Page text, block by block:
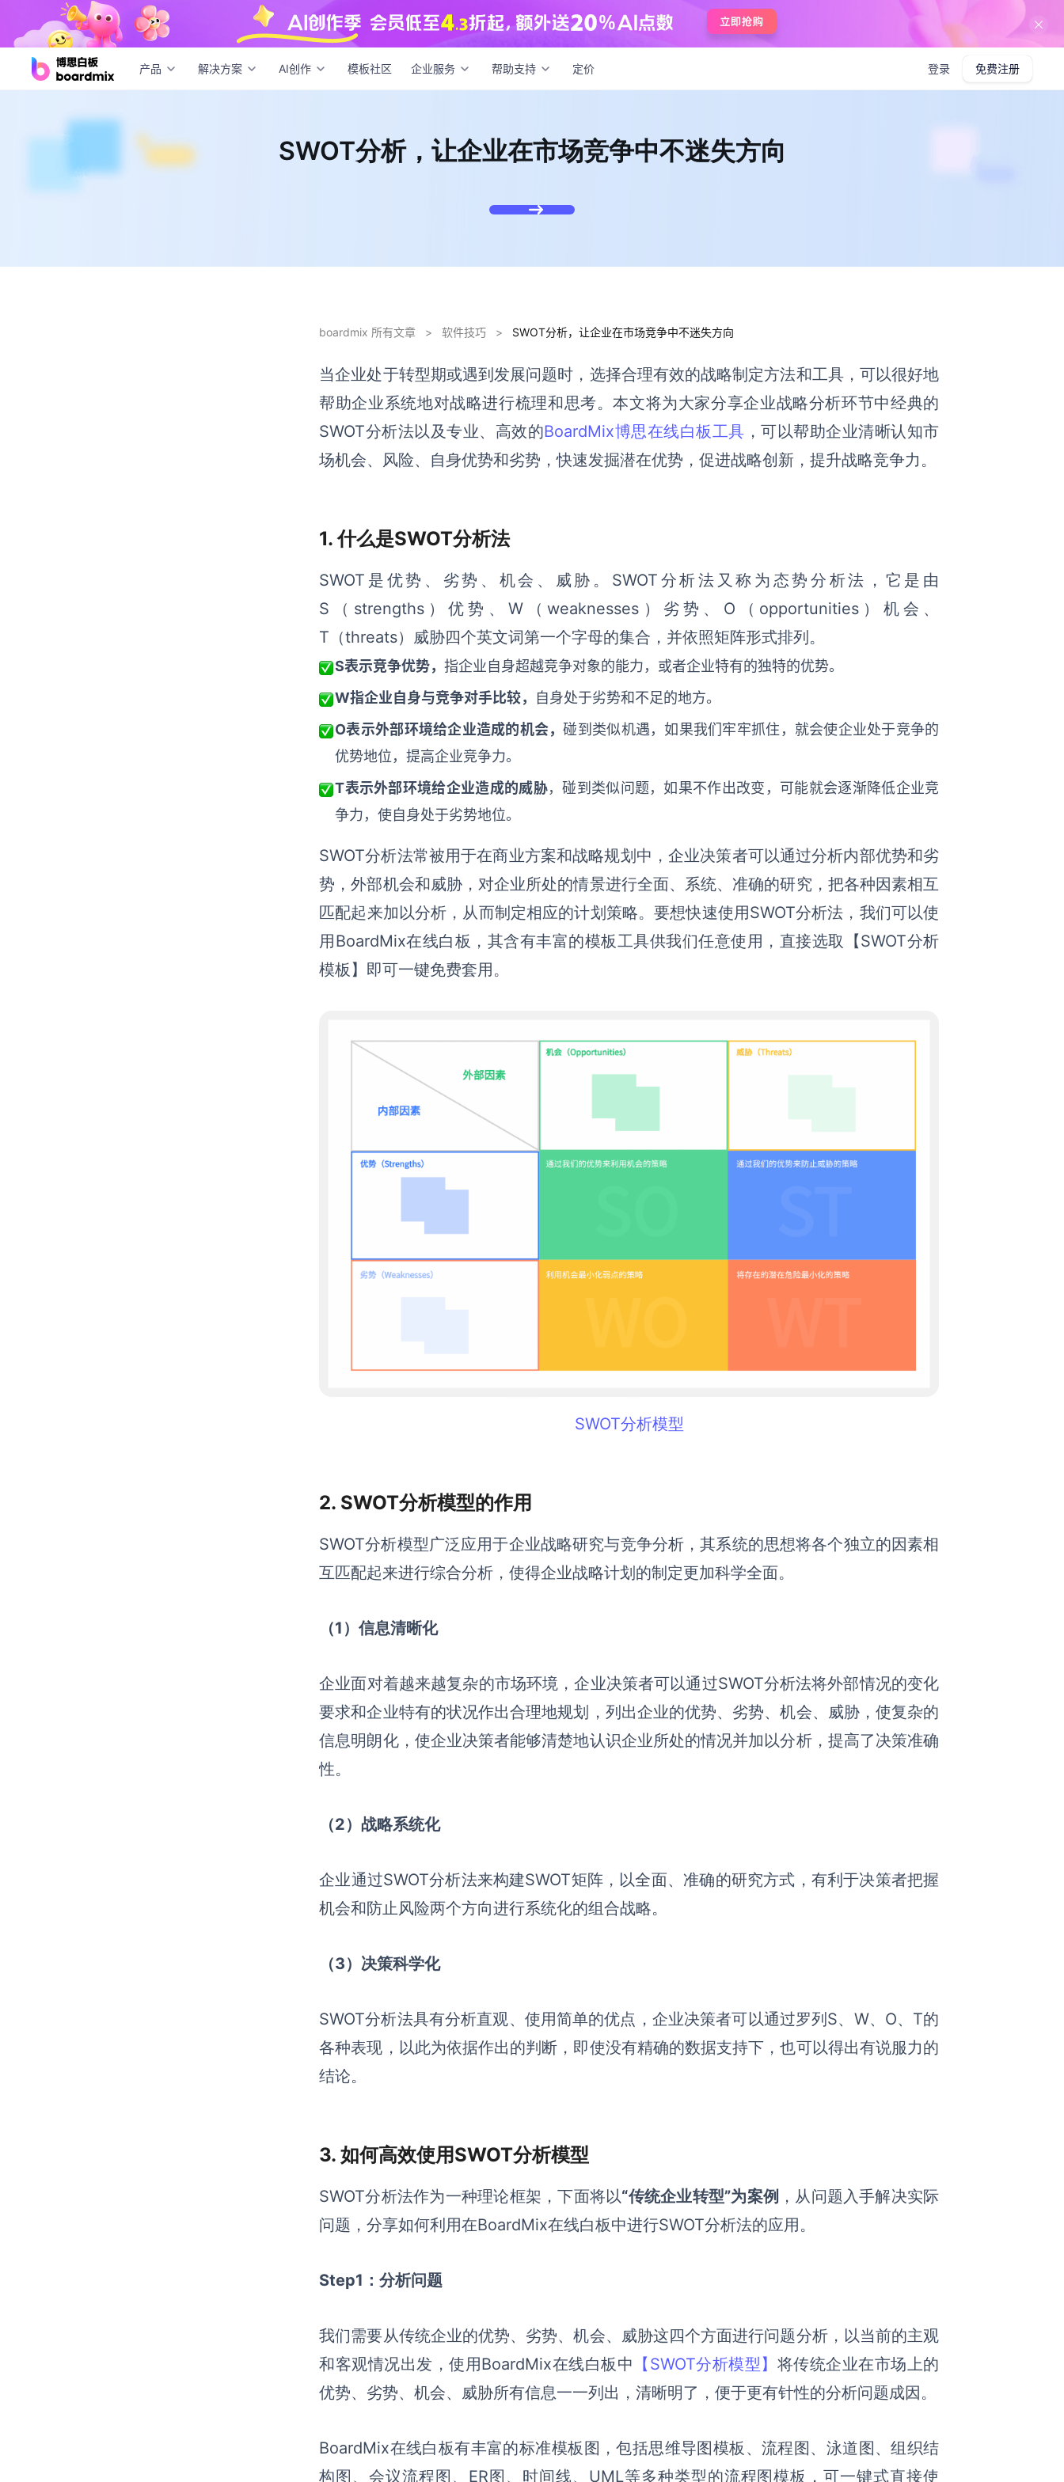
产品 解决方案 AI创作 模板社区 企业服务 帮助支持 定价 登录 免费注册
SWOT分析，让企业在市场竞争中不迷失方向
SWOT分析，让企业在市场竞争中不迷失方向
boardmix 所有文章 > 软件技巧 > SWOT分析，让企业在市场竞争中不迷失方向
当企业处于转型期或遇到发展问题时，选择合理有效的战略制定方法和工具，可以很好地
帮助企业系统地对战略进行梳理和思考。本文将为大家分享企业战略分析环节中经典的
SWOT分析法以及专业、高效的BoardMix博思在线白板工具 ，可以帮助企业清晰认知市
场机会、风险、自身优势和劣势，快速发掘潜在优势，促进战略创新，提升战略竞争力。
1. 什么是SWOT分析法
SWOT是优势、劣势、机会、威胁。SWOT分析法又称为态势分析法，它是由
S（strengths）优势、W（weaknesses）劣势、O（opportunities）机会、
T（threats）威胁四个英文词第一个字母的集合，并依照矩阵形式排列。
S表示竞争优势，指企业自身超越竞争对象的能力，或者企业特有的独特的优势。
W指企业自身与竞争对手比较，
自身处于劣势和不足的地方。
O表示外部环境给企业造成的机会，碰到类似机遇，如果我们牢牢抓住，就会使企业处于竞争的
优势地位，提高企业竞争力。
T表示外部环境给企业造成的威胁，碰到类似问题，如果不作出改变，可能就会逐渐降低企业竞
争力，使自身处于劣势地位。
SWOT分析法常被用于在商业方案和战略规划中，企业决策者可以通过分析内部优势和劣
势，外部机会和威胁，对企业所处的情景进行全面、系统、准确的研究，把各种因素相互
匹配起来加以分析，从而制定相应的计划策略。要想快速使用SWOT分析法，我们可以使
用BoardMix在线白板 ，其含有丰富的模板工具供我们任意使用，直接选取 【SWOT分析
模板 】 即可一键免费套用。
SWOT分析模型
2. SWOT分析模型的作用
SWOT分析模型广泛应用于企业战略研究与竞争分析，其系统的思想将各个独立的因素相
互匹配起来进行综合分析，使得企业战略计划的制定更加科学全面。
（1）信息清晰化
企业面对着越来越复杂的市场环境，企业决策者可以通过SWOT分析法将外部情况的变化
要求和企业特有的状况作出合理地规划，列出企业的优势、劣势、机会、威胁，使复杂的
信息明朗化，使企业决策者能够清楚地认识企业所处的情况并加以分析，提高了决策准确
性。
（2）战略系统化
企业通过SWOT分析法来构建SWOT矩阵，以全面、准确的研究方式，有利于决策者把握
机会和防止风险两个方向进行系统化的组合战略。
（3）决策科学化
SWOT分析法具有分析直观、使用简单的优点，企业决策者可以通过罗列S、W、O、T的
各种表现，以此为依据作出的判断，即使没有精确的数据支持下，也可以得出有说服力的
结论。
3. 如何高效使用SWOT分析模型
SWOT分析法作为一种理论框架，下面将以“传统企业转型”为案例 ，从问题入手解决实际
问题，分享如何利用在BoardMix在线白板中进行SWOT分析法的应用。
Step1：分析问题
我们需要从传统企业的优势、劣势、机会、威胁这四个方面进行问题分析，以当前的主观
和客观情况出发，使用BoardMix在线白板中 【SWOT分析模型】 将传统企业在市场上的
优势、劣势、机会、威胁所有信息一一列出，清晰明了，便于更有针性的分析问题成因。
BoardMix在线白板有丰富的标准模板图，包括思维导图模板、流程图、泳道图、组织结
构图、会议流程图、ER图、时间线、UML等多种类型的流程图模板，可一键式直接使